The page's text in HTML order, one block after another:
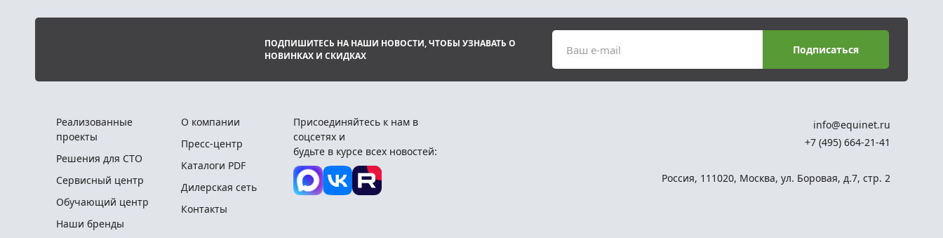
ПОДПИШИТЕСЬ НА НАШИ НОВОСТИ, ЧТОБЫ УЗНАВАТЬ О
НОВИНКАХ И СКИДКАХ
Ваш e-mail Подписаться
Реализованные
проекты
Решения для СТО
Сервисный центр
Обучающий центр
Наши бренды
О компании
Пресс-центр
Каталоги PDF
Дилерская сеть
Контакты
Присоединяйтесь к нам в
соцсетях и
будьте в курсе всех новостей:
info@equinet.ru
+7 (495) 664-21-41
Россия, 111020, Москва, ул. Боровая, д.7, стр. 2